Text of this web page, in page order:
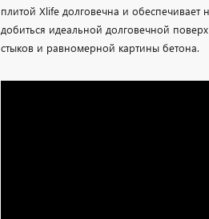
плитой Xlife долговечна и
добиться идеальной долговечной
стыков и равномерной картины бетона.